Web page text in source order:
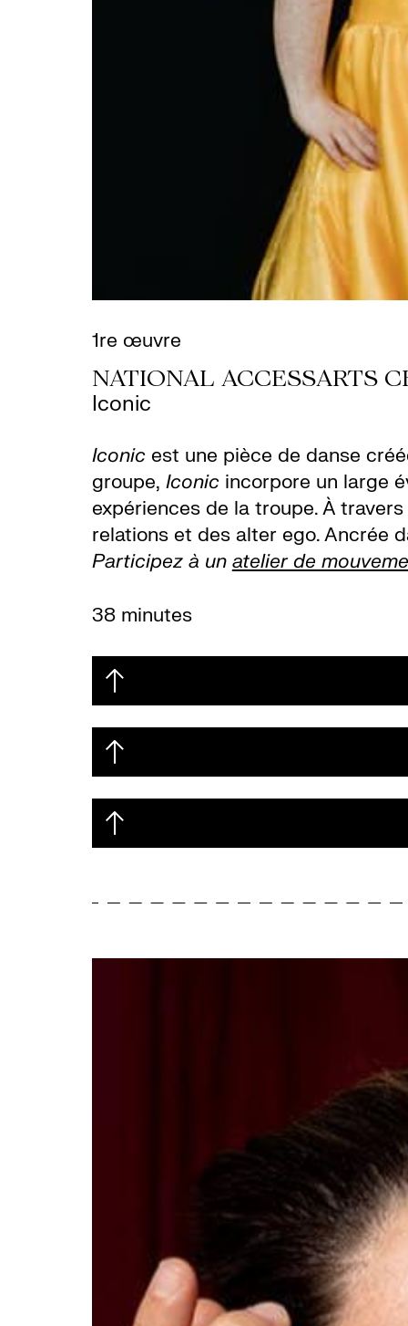
1re œuvre
NATIONAL ACCESSARTS
Iconic
Iconicest une pièce de danse
groupe, Iconic incorpore un large
expériences de la troupe. À
relations et des alter ego. Ancrée
Participez à un atelier de
38 minutes